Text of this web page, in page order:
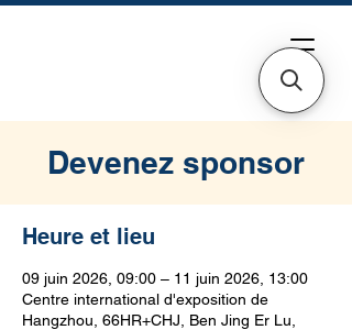
Devenez sponsor
Heure et lieu
09 juin 2026, 09:00 – 11 juin 2026, 13:00
Centre international d'exposition de
Hangzhou, 66HR+CHJ, Ben Jing Er Lu,